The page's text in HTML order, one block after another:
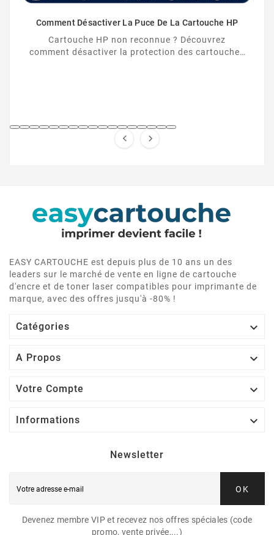
Comment Désactiver La Puce De La Cartouche HP
Cartouche HP non reconnue ? Découvrez
comment désactiver la protection des cartouches
 
EASY CARTOUCHE est depuis plus de 10 ans un des
leaders sur le marché de vente en ligne de cartouche
d'encre et de toner laser compatibles pour imprimante de
marque, avec des offres jusqu'à -80% !
Catégories 
A Propos 
Votre Compte 
Informations 
Newsletter
OK
Devenez membre VIP et recevez nos offres spéciales (code
promo, vente privée,...)